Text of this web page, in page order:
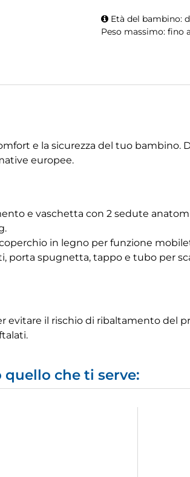
Età del bambino:
Peso massimo: fino
e la sicurezza del tuo
europee.
e vaschetta con 2 sedute
in legno per funzione
spugnetta, tappo e tubo per
evitare il rischio di ribaltamento del
che ti serve: